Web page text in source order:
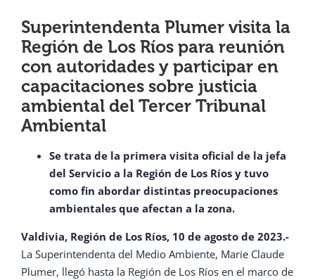
CONTACTO
Superintendenta Plumer visita la
Región de Los Ríos para reunión
con autoridades y participar en
capacitaciones sobre justicia
ambiental del Tercer Tribunal
Ambiental
Se trata de la primera visita oficial de la jefa
del Servicio a la Región de Los Ríos y tuvo
como fin abordar distintas preocupaciones
ambientales que afectan a la zona.
Valdivia, Región de Los Ríos, 10 de agosto de 2023.-
La Superintendenta del Medio Ambiente, Marie Claude
Plumer, llegó hasta la Región de Los Ríos en el marco de